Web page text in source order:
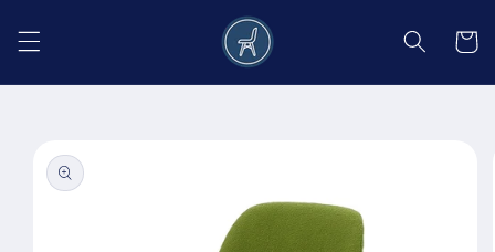
conținut
Coș
informațiile
despre
produs